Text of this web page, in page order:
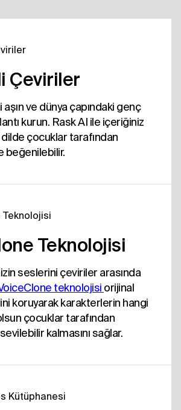
Çeviriler
ve dünya çapındaki genç
kurun. Rask AI ile içeriğiniz
çocuklar tarafından
beğenilebilir.
Teknolojisi
seslerini çeviriler arasında
teknolojisi orijinal
koruyarak karakterlerin hangi
çocuklar tarafından
kalmasını sağlar.